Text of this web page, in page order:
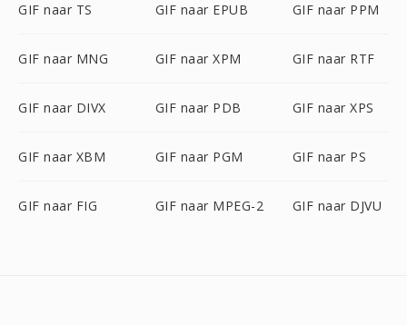
GIF naar TS GIF naar EPUB GIF naar PPM
GIF naar MNG GIF naar XPM GIF naar RTF
GIF naar DIVX GIF naar PDB GIF naar XPS
GIF naar XBM GIF naar PGM GIF naar PS
GIF naar FIG GIF naar MPEG-2 GIF naar DJVU